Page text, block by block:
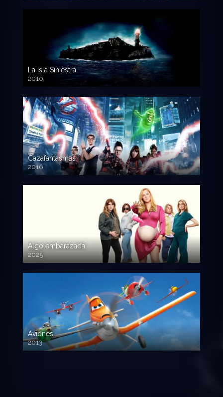
La Isla Siniestra
2010
720p HD
Cazafantasmas
2016
720p HD
Algo embarazada
2025
720p HD
Aviones
2013
720 HD